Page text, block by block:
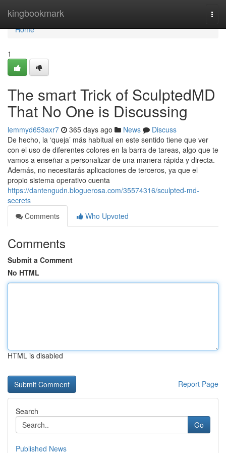
kingbookmark
Home
Home
1
The smart Trick of SculptedMD
That No One is Discussing
lemmyd653axr7 365 days ago News
Discuss
De hecho, la ‘queja’ más habitual en este sentido tiene que ver
con el uso de diferentes colores en la barra de tareas, algo que te
vamos a enseñar a personalizar de una manera rápida y directa.
Además, no necesitarás aplicaciones de terceros, ya que el
propio sistema operativo cuenta
https://dantengudn.bloguerosa.com/35574316/sculpted-md-
secrets
Comments
Who Upvoted
Comments
Submit a Comment
No HTML
HTML is disabled
Report Page
Search
Go
Published News